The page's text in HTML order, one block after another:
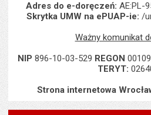
Adres do e-doręczeń: AE:PL-
Skrytka UMW na ePUAP-ie: /
Ważny komunikat
NIP 896-10-03-529 REGON
TERYT:
Strona internetowa